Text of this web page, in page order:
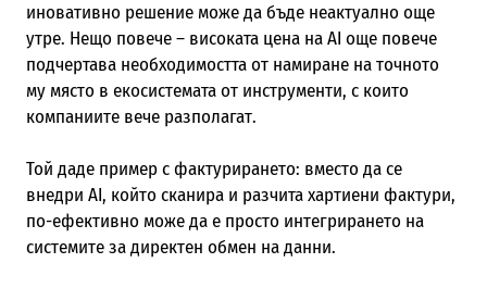
иновативно решение може да бъде неактуално още
утре. Нещо повече – високата цена на AI още повече
подчертава необходимостта от намиране на точното
му място в екосистемата от инструменти, с които
компаниите вече разполагат.
Той даде пример с фактурирането: вместо да се
внедри AI, който сканира и разчита хартиени фактури,
по-ефективно може да е просто интегрирането на
системите за директен обмен на данни.